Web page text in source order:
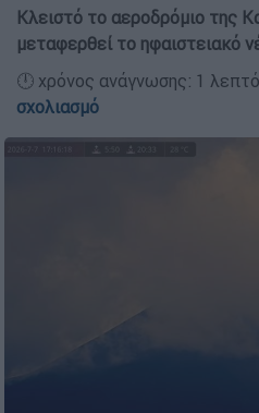
Κλειστό το αεροδρόμιο της
μεταφερθεί το ηφαιστειακό
🕛 χρόνος ανάγνωσης: 1
σχολιασμό